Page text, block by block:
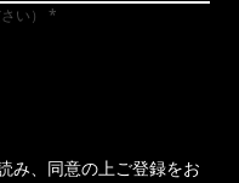
い）
み、同意の上ご登録をお